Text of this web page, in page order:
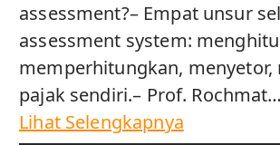
assessment?– Empat unsur
assessment system:
memperhitungkan, menyetor,
pajak sendiri.– Prof. Rochmat…
Lihat Selengkapnya